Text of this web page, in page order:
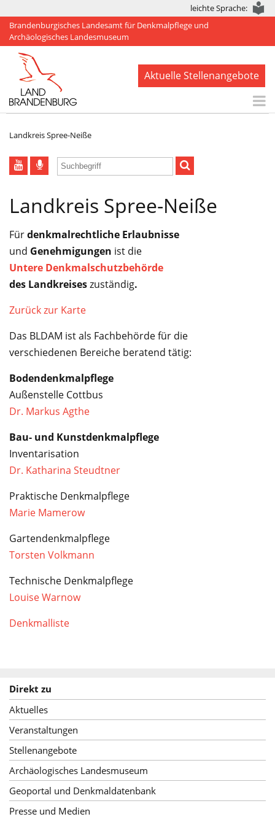
leichte Sprache:
Brandenburgisches Landesamt für Denkmalpflege und
Archäologisches Landesmuseum
Aktuelle Stellenangebote
BLDAM
Arbeitsbereiche
Publikationen
Service
Landkreis Spree-Neiße
Landkreis Spree-Neiße
Fürdenkmalrechtliche Erlaubnisse
und Genehmigungen ist die
Untere Denkmalschutzbehörde
des Landkreiseszuständig.
Zurück zur Karte
Das BLDAM ist als Fachbehörde für die
verschiedenen Bereiche beratend tätig:
Bodendenkmalpflege
Außenstelle Cottbus
Dr. Markus Agthe
Bau- und Kunstdenkmalpflege
Inventarisation
Dr. Katharina Steudtner
Praktische Denkmalpflege
Marie Mamerow
Gartendenkmalpflege
Torsten Volkmann
Technische Denkmalpflege
Louise Warnow
Denkmalliste
Direkt zu
Aktuelles
Veranstaltungen
Stellenangebote
Archäologisches Landesmuseum
Geoportal und Denkmaldatenbank
Presse und Medien